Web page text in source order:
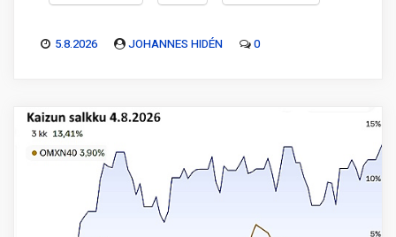
5.8.2026 JOHANNES HIDÉN 0